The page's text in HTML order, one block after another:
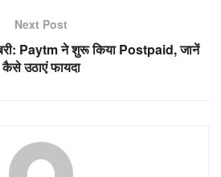
Next Post
Paytm ने शुरू किया Postpaid, जानें
कैसे उठाएं फायदा